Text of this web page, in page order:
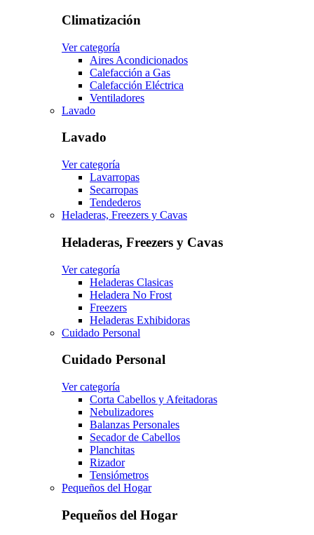
Climatización
Ver categoría
Aires Acondicionados
Calefacción a Gas
Calefacción Eléctrica
Ventiladores
Lavado
Lavado
Ver categoría
Lavarropas
Secarropas
Tendederos
Heladeras, Freezers y Cavas
Heladeras, Freezers y Cavas
Ver categoría
Heladeras Clasicas
Heladera No Frost
Freezers
Heladeras Exhibidoras
Cuidado Personal
Cuidado Personal
Ver categoría
Corta Cabellos y Afeitadoras
Nebulizadores
Balanzas Personales
Secador de Cabellos
Planchitas
Rizador
Tensiómetros
Pequeños del Hogar
Pequeños del Hogar